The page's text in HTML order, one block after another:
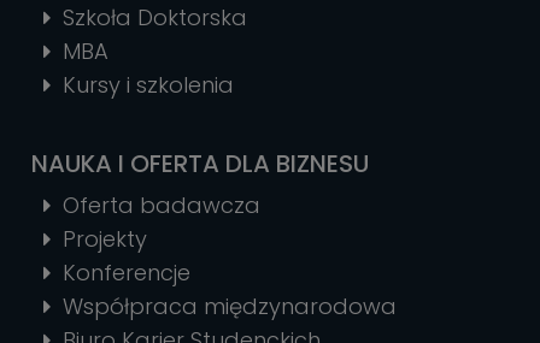
Szkoła Doktorska
MBA
Kursy i szkolenia
NAUKA I OFERTA DLA BIZNESU
Oferta badawcza
Projekty
Konferencje
Współpraca międzynarodowa